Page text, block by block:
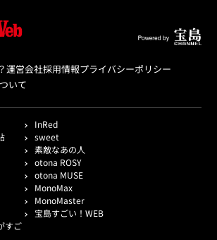
運営会社採用情報プライバシーポリシー
いて
InRed
sweet
素敵なあの人
otona ROSY
otona MUSE
MonoMax
MonoMaster
宝島すごい！WEB
すご